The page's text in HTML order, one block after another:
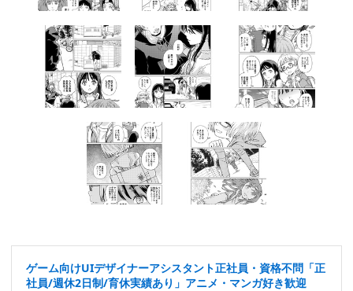
ゲーム向けUIデザイナーアシスタント正社員・資格不問「正
社員/週休2日制/育休実績あり」アニメ・マンガ好き歓迎